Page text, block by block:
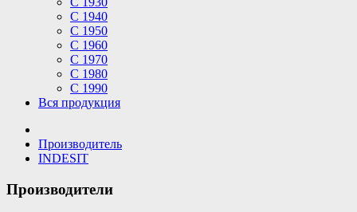
С 1940
С 1950
С 1960
С 1970
С 1980
С 1990
Вся продукция
Производитель
INDESIT
Производители